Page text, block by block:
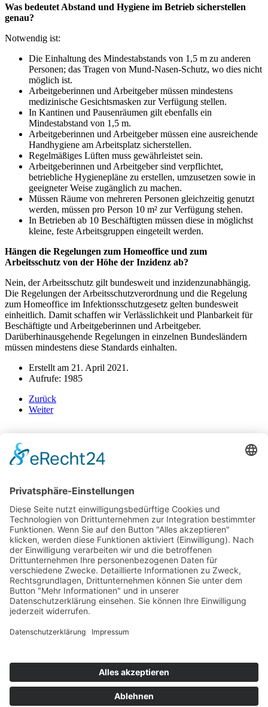
Was bedeutet Abstand und Hygiene im Betrieb sicherstellen
genau?
Notwendig ist:
Die Einhaltung des Mindestabstands von 1,5 m zu anderen
Personen; das Tragen von Mund-Nasen-Schutz, wo dies nicht
möglich ist.
Arbeitgeberinnen und Arbeitgeber müssen mindestens
medizinische Gesichtsmasken zur Verfügung stellen.
In Kantinen und Pausenräumen gilt ebenfalls ein
Mindestabstand von 1,5 m.
Arbeitgeberinnen und Arbeitgeber müssen eine ausreichende
Handhygiene am Arbeitsplatz sicherstellen.
Regelmäßiges Lüften muss gewährleistet sein.
Arbeitgeberinnen und Arbeitgeber sind verpflichtet,
betriebliche Hygienepläne zu erstellen, umzusetzen sowie in
geeigneter Weise zugänglich zu machen.
Müssen Räume von mehreren Personen gleichzeitig genutzt
werden, müssen pro Person 10 m² zur Verfügung stehen.
In Betrieben ab 10 Beschäftigten müssen diese in möglichst
kleine, feste Arbeitsgruppen eingeteilt werden.
Hängen die Regelungen zum Homeoffice und zum
Arbeitsschutz von der Höhe der Inzidenz ab?
Nein, der Arbeitsschutz gilt bundesweit und inzidenzunabhängig.
Die Regelungen der Arbeitsschutzverordnung und die Regelung
zum Homeoffice im Infektionsschutzgesetz gelten bundesweit
einheitlich. Damit schaffen wir Verlässlichkeit und Planbarkeit für
Beschäftigte und Arbeitgeberinnen und Arbeitgeber.
Darüberhinausgehende Regelungen in einzelnen Bundesländern
müssen mindestens diese Standards einhalten.
Erstellt am 21. April 2021 .
Aufrufe: 1985
Zurück
Weiter
Bärbel Bas
Mitglied des Deutschen Bundestages
Presse & Downloads
Pressemitteilungen
Pressefotos
BASis Info
Newsletter-Abo
Rechenschaftsflyer
Kontakt
Impressum